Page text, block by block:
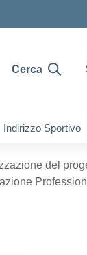
Cerca
Indirizzo Sportivo
del